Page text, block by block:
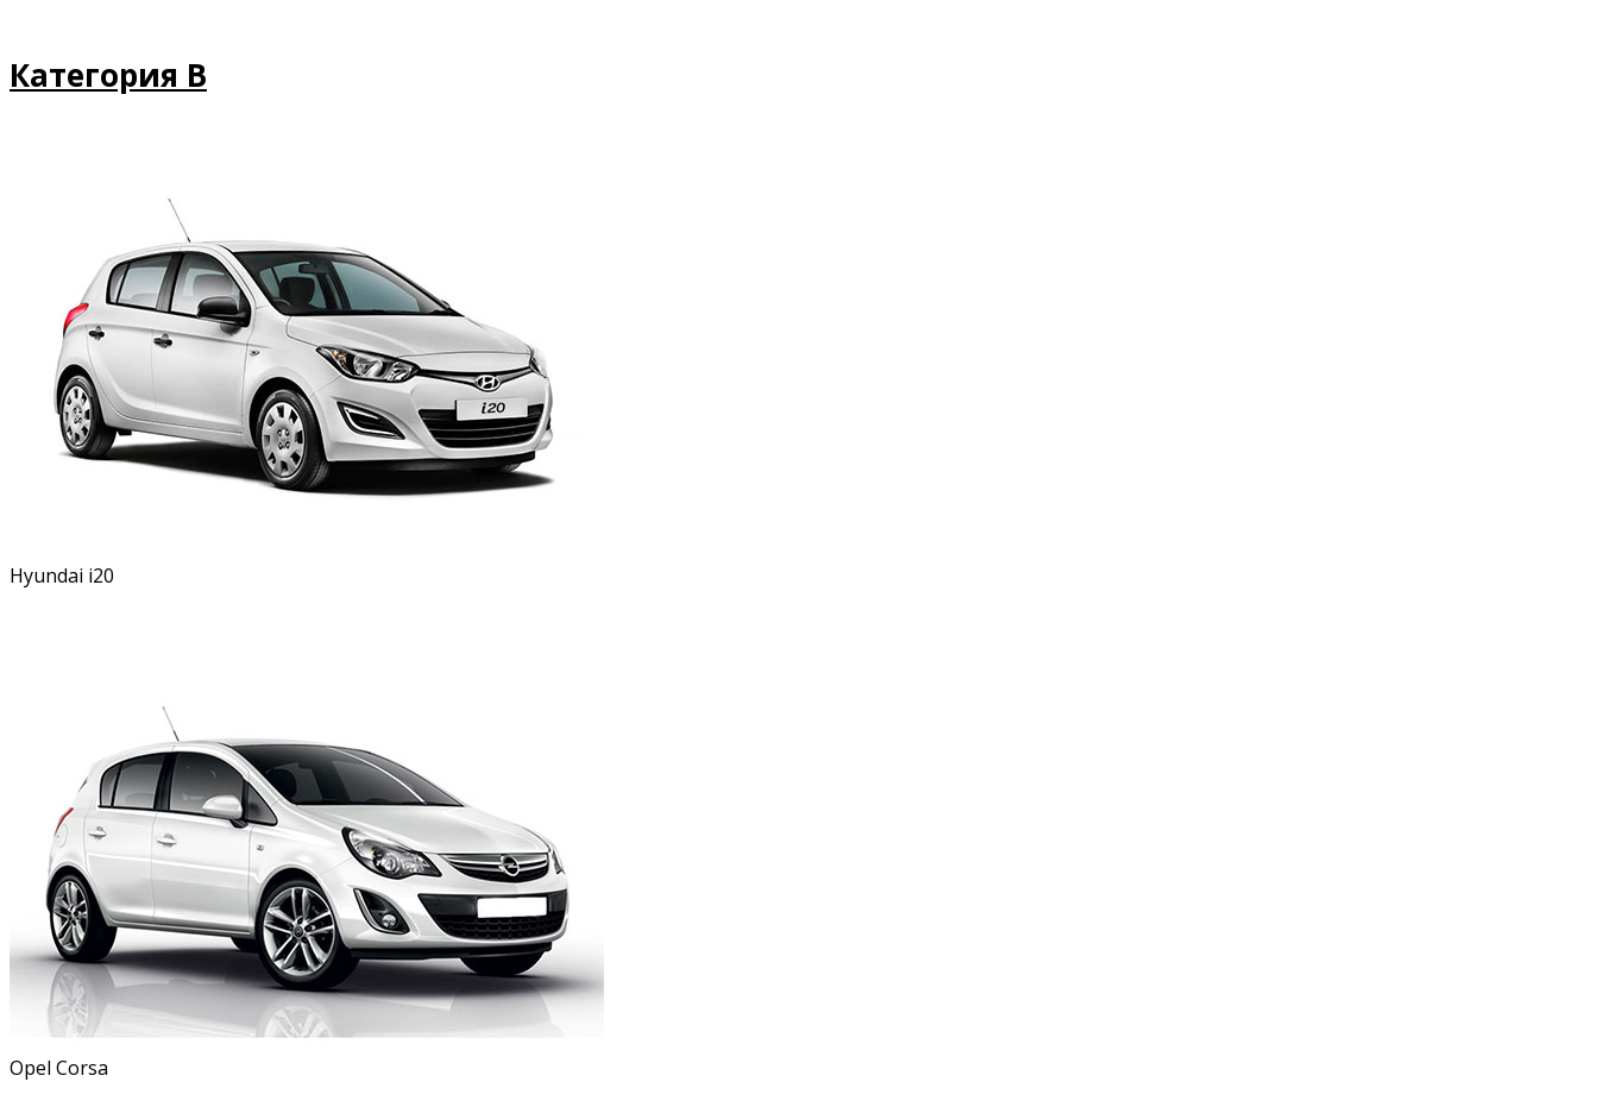
Категория B
Hyundai i20
Opel Corsa